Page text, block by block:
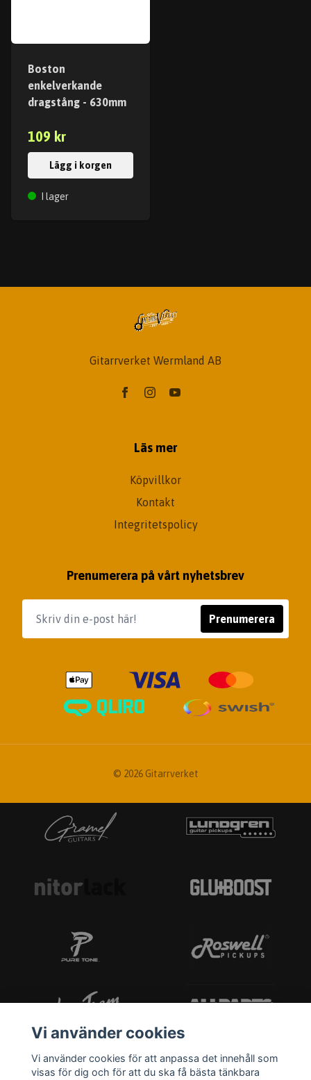
Boston
enkelverkande
dragstång - 630mm
109 kr
Lägg i korgen
I lager
Gitarrverket Wermland AB
Läs mer
Köpvillkor
Kontakt
Integritetspolicy
Prenumerera på vårt nyhetsbrev
Prenumerera
© 2026 Gitarrverket
Vi använder cookies
Vi använder cookies för att anpassa det innehåll som
visas för dig och för att du ska få bästa tänkbara